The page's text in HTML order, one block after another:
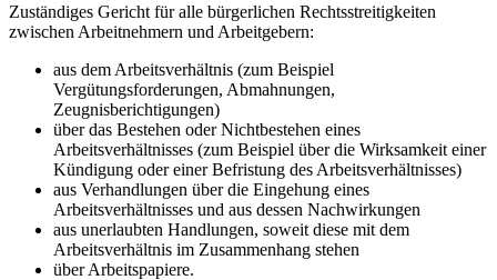
Zuständiges Gericht für alle bürgerlichen Rechtsstreitigkeiten
zwischen Arbeitnehmern und Arbeitgebern:
aus dem Arbeitsverhältnis (zum Beispiel
Vergütungsforderungen, Abmahnungen,
Zeugnisberichtigungen)
über das Bestehen oder Nichtbestehen eines
Arbeitsverhältnisses (zum Beispiel über die Wirksamkeit einer
Kündigung oder einer Befristung des Arbeitsverhältnisses)
aus Verhandlungen über die Eingehung eines
Arbeitsverhältnisses und aus dessen Nachwirkungen
aus unerlaubten Handlungen, soweit diese mit dem
Arbeitsverhältnis im Zusammenhang stehen
über Arbeitspapiere.